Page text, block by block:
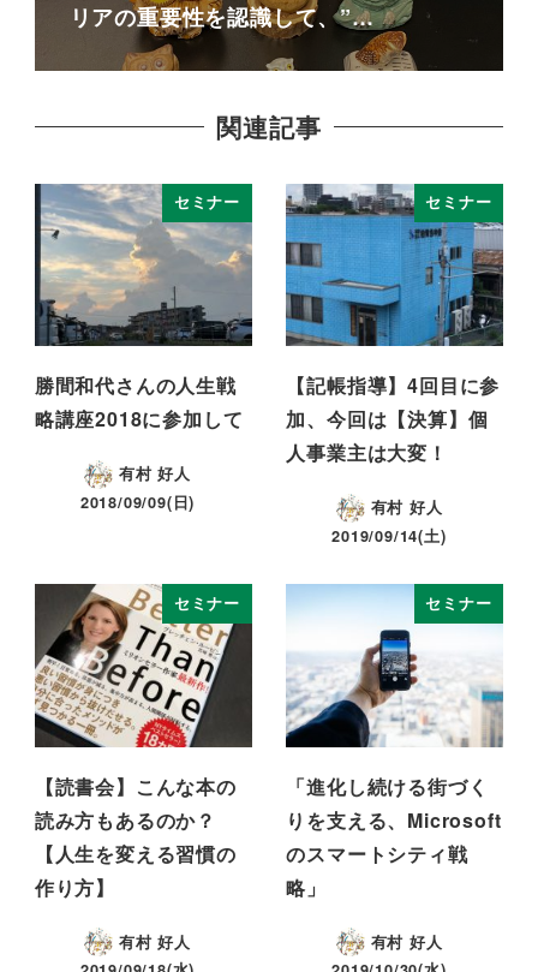
リアの重要性を認識して、”…
関連記事
セミナー
勝間和代さんの人生戦
略講座2018に参加して
有村 好人
2018/09/09(日)
セミナー
【記帳指導】4回目に参
加、今回は【決算】個
人事業主は大変！
有村 好人
2019/09/14(土)
セミナー
【読書会】こんな本の
読み方もあるのか？
【人生を変える習慣の
作り方】
有村 好人
セミナー
「進化し続ける街づく
りを支える、Microsoft
のスマートシティ戦
略」
有村 好人